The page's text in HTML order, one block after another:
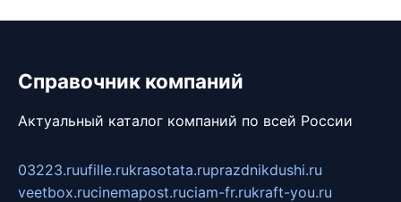
Справочник компаний
Актуальный каталог компаний по всей России
03223.ruufille.rukrasotata.ruprazdnikdushi.ru
veetbox.rucinemapost.ruciam-fr.rukraft-you.ru